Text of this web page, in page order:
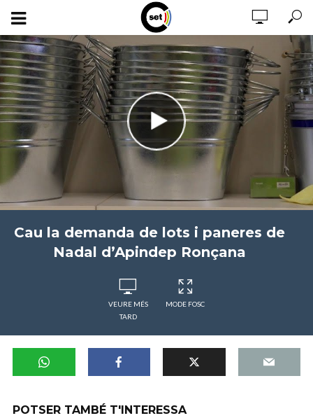
Cau la demanda de lots i paneres de
Nadal d’Apindep Ronçana
VEURE MÉS
TARD
MODE FOSC
POTSER TAMBÉ T'INTERESSA